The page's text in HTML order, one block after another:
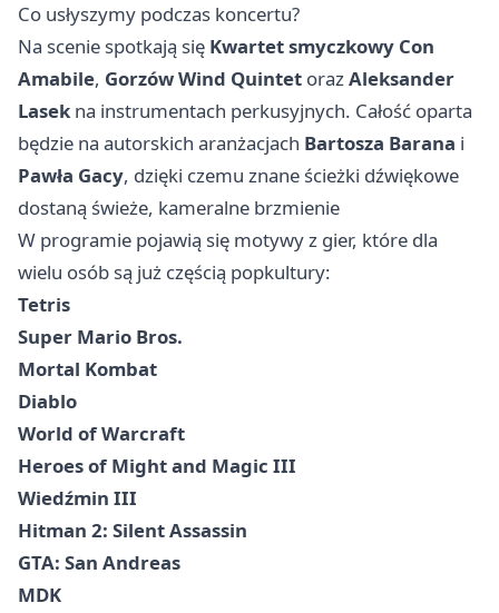
Co usłyszymy podczas koncertu?
Na scenie spotkają się Kwartet smyczkowy Con
Amabile, Gorzów Wind Quintet orazAleksander
Lasek na instrumentach perkusyjnych. Całość oparta
będzie na autorskich aranżacjach Bartosza Barana i
Pawła Gacy, dzięki czemu znane ścieżki dźwiękowe
dostaną świeże, kameralne brzmienie
W programie pojawią się motywy z gier, które dla
wielu osób są już częścią popkultury:
Tetris
Super Mario Bros.
Mortal Kombat
Diablo
World of Warcraft
Heroes of Might and Magic III
Wiedźmin III
Hitman 2: Silent Assassin
GTA: San Andreas
MDK